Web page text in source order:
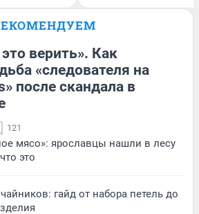
верить». Как
«следователя на
после скандала в
121
мясо»: ярославцы нашли в лесу
это
гайд от набора петель до